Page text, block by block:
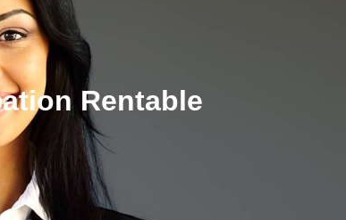
Rentable